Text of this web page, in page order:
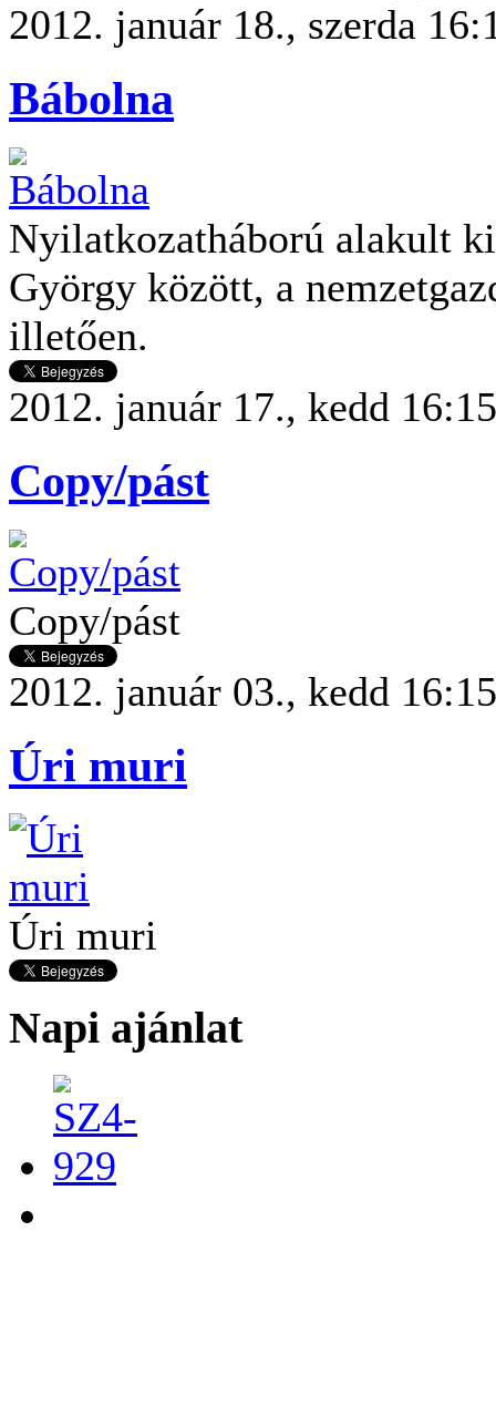
2012. január 18., szerda
Bábolna
Nyilatkozatháború alakult
György között, a
illetően.
2012. január 17., kedd 16:15
Copy/pást
Copy/pást
2012. január 03., kedd 16:15
Úri muri
Úri muri
Napi ajánlat